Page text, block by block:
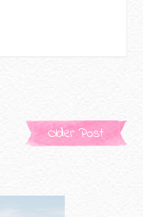
Older Post